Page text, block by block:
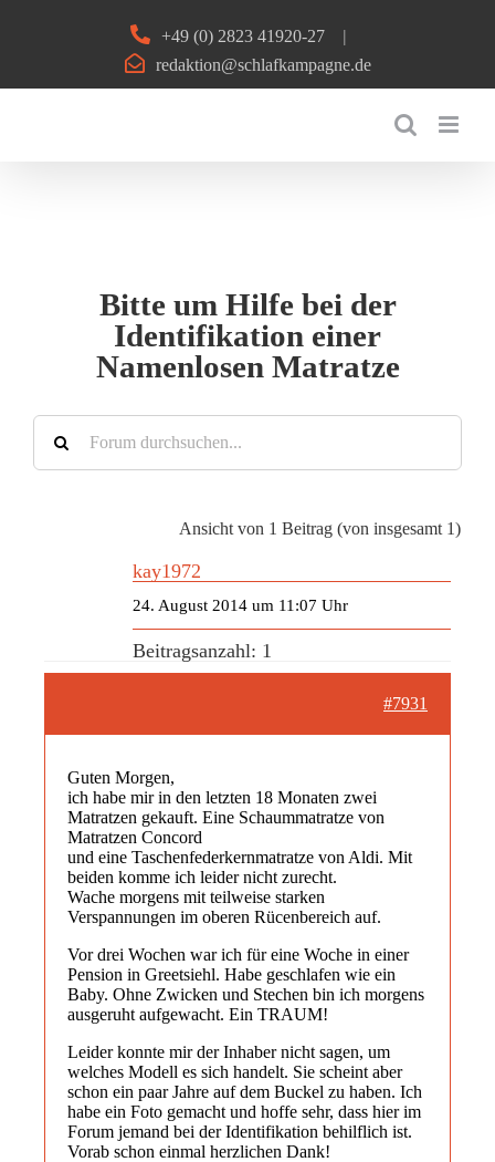
+49 (0) 2823 41920-27
|
redaktion@schlafkampagne.de
Bitte um Hilfe bei der
Identifikation einer
Namenlosen Matratze
Ansicht von 1 Beitrag (von insgesamt 1)
kay1972
24. August 2014 um 11:07 Uhr
Beitragsanzahl: 1
#7931
Guten Morgen,
ich habe mir in den letzten 18 Monaten zwei
Matratzen gekauft. Eine Schaummatratze von
Matratzen Concord
und eine Taschenfederkernmatratze von Aldi. Mit
beiden komme ich leider nicht zurecht.
Wache morgens mit teilweise starken
Verspannungen im oberen Rücenbereich auf.
Vor drei Wochen war ich für eine Woche in einer
Pension in Greetsiehl. Habe geschlafen wie ein
Baby. Ohne Zwicken und Stechen bin ich morgens
ausgeruht aufgewacht. Ein TRAUM!
Leider konnte mir der Inhaber nicht sagen, um
welches Modell es sich handelt. Sie scheint aber
schon ein paar Jahre auf dem Buckel zu haben. Ich
habe ein Foto gemacht und hoffe sehr, dass hier im
Forum jemand bei der Identifikation behilflich ist.
Vorab schon einmal herzlichen Dank!